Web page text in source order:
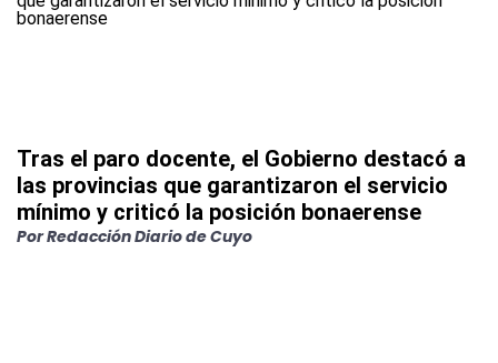
Tras el paro docente, el Gobierno destacó a
las provincias que garantizaron el servicio
mínimo y criticó la posición bonaerense
PorRedacción Diario de Cuyo